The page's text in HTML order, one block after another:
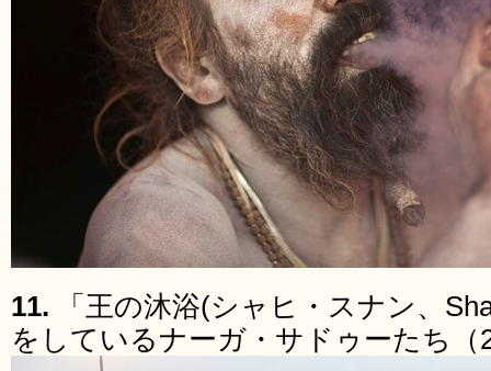
11.
「王の沐浴(シャヒ・スナン、
をしているナーガ・サドゥーたち（